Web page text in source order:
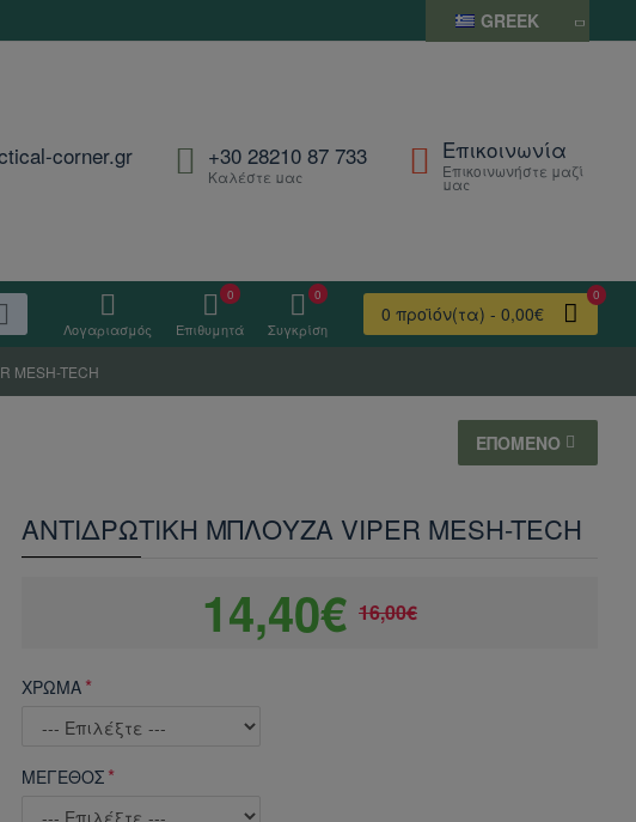
GREEK
corner.gr +30 28210 87 733
Καλέστε μας
Επικοινωνία
Επικοινωνήστε μαζί
μας
Λογαριασμός Επιθυμητά
0
Συγκρίση
0
0 προϊόν(τα) - 0,00€
0
MESH-TECH
ΕΠΌΜΕΝΟ
ΑΝΤΙΔΡΩΤΙΚΗ ΜΠΛΟΥΖΑ VIPER MESH-TECH
14,40€ 16,00€
ΧΡΩΜΑ
ΜΕΓΕΘΟΣ